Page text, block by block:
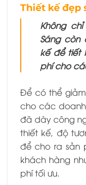
Thiết kế đẹp
Không
Sáng còn
kế để tiết
phí cho
Để có thể
cho các
đã dày công
thiết kế, độ
để cho ra sản
khách hàng
phí tối ưu.